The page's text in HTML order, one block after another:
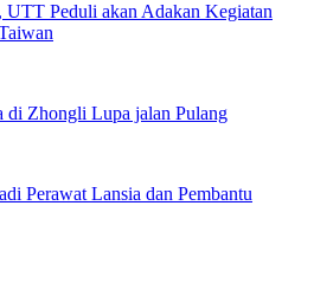
Peduli akan Adakan Kegiatan
di Zhongli Lupa jalan Pulang
Perawat Lansia dan Pembantu